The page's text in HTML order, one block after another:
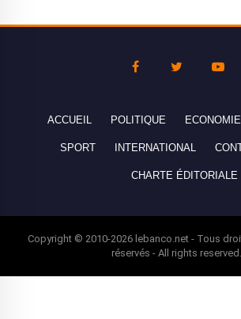
ACCUEIL POLITIQUE ECONOMIE
SPORT INTERNATIONAL
CHARTE ÉDITORIALE
Copyright © 2010-2026 lebanco.net - Tous
réservés - All rights reserved.